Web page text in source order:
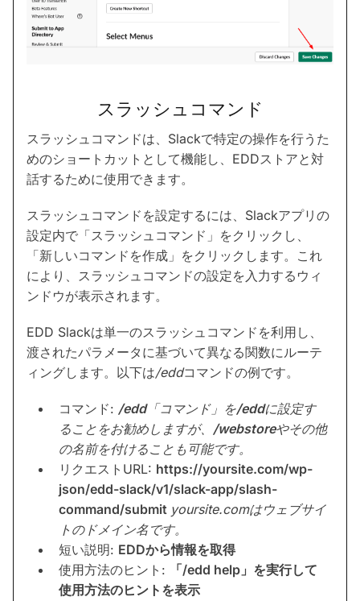
スラッシュコマンド
スラッシュコマンドは、Slackで特定の操作を行うた
めのショートカットとして機能し、EDDストアと対
話するために使用できます。
スラッシュコマンドを設定するには、Slackアプリの
設定内で「スラッシュコマンド」をクリックし、
「新しいコマンドを作成」をクリックします。これ
により、スラッシュコマンドの設定を入力するウィ
ンドウが表示されます。
EDD Slackは単一のスラッシュコマンドを利用し、
渡されたパラメータに基づいて異なる関数にルーテ
ィングします。以下は/eddコマンドの例です。
コマンド: /edd「コマンド」を/eddに設定す
ることをお勧めしますが、 /webstoreやその他
の名前を付けることも可能です。
リクエストURL: https://yoursite.com/wp-
json/edd-slack/v1/slack-app/slash-
command/submit yoursite.comはウェブサイ
トのドメイン名です。
短い説明: EDDから情報を取得
使用方法のヒント:
「/edd help」を実行して
使用方法のヒントを表示